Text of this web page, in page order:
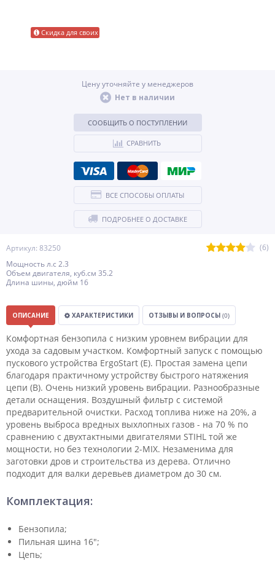
Артикул: 83250
(6)
Мощность л.с 2.3
Объем двигателя, куб.см 35.2
Длина шины, дюйм 16
Скидка для своих
Цену уточняйте у менеджеров
Нет в наличии
СООБЩИТЬ О ПОСТУПЛЕНИИ
СРАВНИТЬ
ВСЕ СПОСОБЫ ОПЛАТЫ
ПОДРОБНЕЕ О ДОСТАВКЕ
ОПИСАНИЕ ХАРАКТЕРИСТИКИ ОТЗЫВЫ И ВОПРОСЫ (0)
Комфортная бензопила с низким уровнем вибрации для
ухода за садовым участком. Комфортный запуск с помощью
пускового устройства ErgoStart (E). Простая замена цепи
благодаря практичному устройству быстрого натяжения
цепи (B). Очень низкий уровень вибрации. Разнообразные
детали оснащения. Воздушный фильтр с системой
предварительной очистки. Расход топлива ниже на 20%, а
уровень выброса вредных выхлопных газов - на 70 % по
сравнению с двухтактными двигателями STIHL той же
мощности, но без технологии 2-MIX. Незаменима для
заготовки дров и строительства из дерева. Отлично
подходит для валки деревьев диаметром до 30 см.
Комплектация:
Бензопила;
Пильная шина 16";
Цепь;